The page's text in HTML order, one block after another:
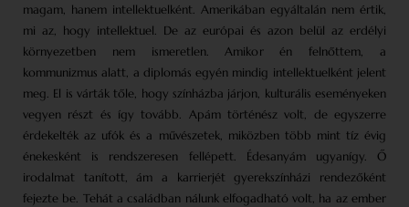
magam, hanem intellektuelként. Amerikában egyáltalán nem értik,
mi az, hogy intellektuel. De az európai és azon belül az erdélyi
környezetben nem ismeretlen. Amikor én felnőttem, a
kommunizmus alatt, a diplomás egyén mindig intellektuelként jelent
meg. El is várták tőle, hogy színházba járjon, kulturális eseményeken
vegyen részt és így tovább. Apám történész volt, de egyszerre
érdekelték az ufók és a művészetek, miközben több mint tíz évig
énekesként is rendszeresen fellépett. Édesanyám ugyanígy. Ő
irodalmat tanított, ám a karrierjét gyerekszínházi rendezőként
fejezte be. Tehát a családban nálunk elfogadható volt, ha az ember